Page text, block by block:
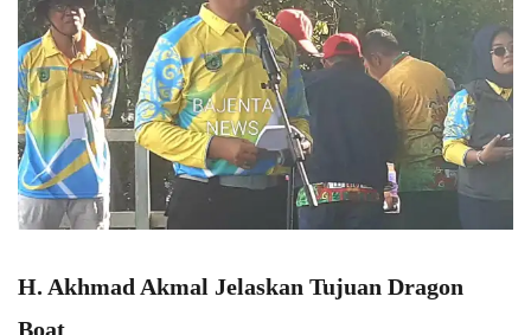
H. Akhmad Akmal Jelaskan Tujuan Dragon
Boat